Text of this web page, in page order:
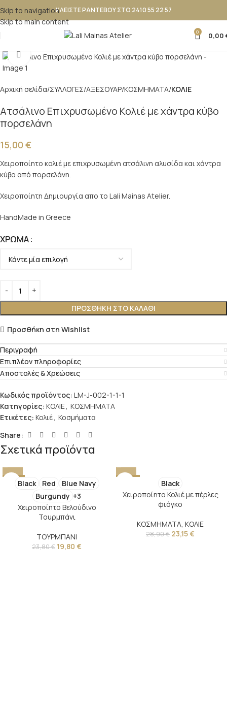
Skip to navigation
Skip to main content
ΚΛΕΙΣΤΕ ΡΑΝΤΕΒΟΥ ΣΤΟ 2410 55 22 57
0 0,00
Κλικ για μεγέθυνση
Αρχική σελίδα ΣΥΛΛΟΓΕΣ ΑΞΕΣΟΥΑΡ ΚΟΣΜΗΜΑΤΑ ΚΟΛΙΕ
Ατσάλινο Επιχρυσωμένο Κολιέ με χάντρα κύβο
πορσελάνη
15,00 €
Χειροποίητο κολιέ με επιχρυσωμένη ατσάλινη αλυσίδα και χάντρα
κύβο από πορσελάνη.
Χειροποίητη Δημιουργία απο το Lali Mainas Atelier.
HandMade in Greece
ΧΡΏΜΑ
ΠΡΟΣΘΉΚΗ ΣΤΟ ΚΑΛΆΘΙ
Προσθήκη στη Wishlist
Περιγραφή
Επιπλέον πληροφορίες
Αποστολές & Χρεώσεις
Κωδικός προϊόντος: LM-J-002-1-1-1
Κατηγορίες: ΚΟΛΙΕ, ΚΟΣΜΗΜΑΤΑ
Ετικέτες: Κολιέ, Κοσμήματα
Share:
Σχετικά προϊόντα
-17%Black Red
Blue Navy
Burgundy +3
Χειροποίητο Βελούδινο
Τουρμπάνι
ΤΟΥΡΜΠΑΝΙ
23,80€ 19,80 €
Black
Χειροποίητο Κολιέ με πέρλες
φιόγκο
ΚΟΣΜΗΜΑΤΑ, ΚΟΛΙΕ
28,90€ 23,15 €